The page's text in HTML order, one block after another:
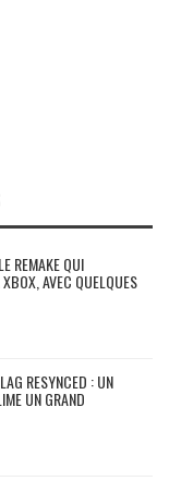
REMAKE QUI
AVEC QUELQUES
RESYNCED : UN
UN GRAND